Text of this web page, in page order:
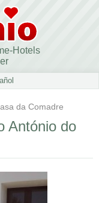
Hotels
da Comadre
António do